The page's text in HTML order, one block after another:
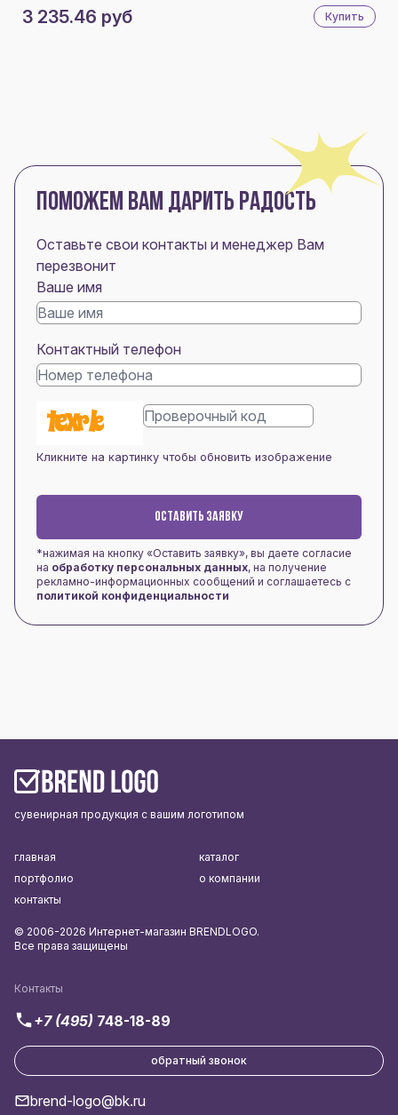
3 235.46 руб Купить
ПОМОЖЕМ ВАМ ДАРИТЬ РАДОСТЬ
Оставьте свои контакты и менеджер Вам
перезвонит
Ваше имя
Контактный телефон
Кликните на картинку чтобы обновить изображение
ОСТАВИТЬ ЗАЯВКУ
*нажимая на кнопку «Оставить заявку», вы даете согласие
на обработку персональных данных, на получение
рекламно-информационных сообщений и соглашаетесь с
политикой конфиденциальности
сувенирная продукция с вашим логотипом
Контакты
+7 (495) 748-18-89
обратный звонок
brend-logo@bk.ru
главная
каталог
портфолио
о компании
контакты
© 2006-2026 Интернет-магазин BRENDLOGO.
Все права защищены